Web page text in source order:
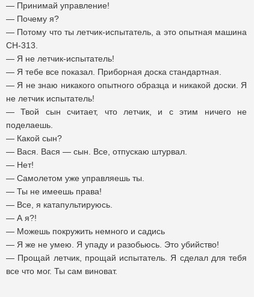
— Принимай управление!
— Почему я?
— Потому что ты летчик-испытатель, а это опытная машина
СН-313.
— Я не летчик-испытатель!
— Я тебе все показал. Приборная доска стандартная.
— Я не знаю никакого опытного образца и никакой доски. Я
не летчик испытатель!
— Твой сын считает, что летчик, и с этим ничего не
поделаешь.
— Какой сын?
— Вася. Вася — сын. Все, отпускаю штурвал.
— Нет!
— Самолетом уже управляешь ты.
— Ты не имеешь права!
— Все, я катапультируюсь.
— А я?!
— Можешь покружить немного и садись
— Я же не умею. Я упаду и разобьюсь. Это убийство!
— Прощай летчик, прощай испытатель. Я сделал для тебя
все что мог. Ты сам виноват.